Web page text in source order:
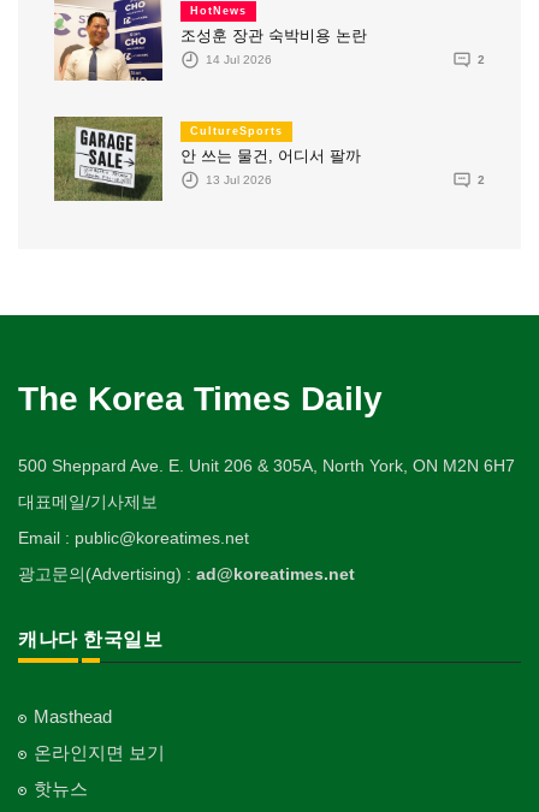
HotNews
조성훈 장관 숙박비용 논란
14 Jul 2026 2
CultureSports
안 쓰는 물건, 어디서 팔까
13 Jul 2026 2
The Korea Times Daily
500 Sheppard Ave. E. Unit 206 & 305A, North York, ON M2N 6H7
대표메일/기사제보
Email : public@koreatimes.net
광고문의(Advertising) : ad@koreatimes.net
캐나다 한국일보
Masthead
온라인지면 보기
핫뉴스